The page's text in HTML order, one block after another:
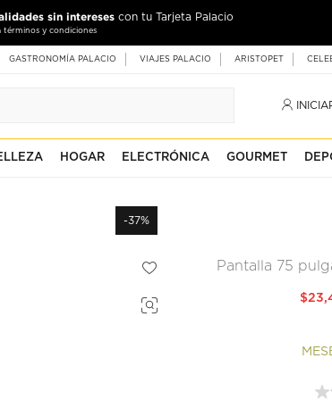
sin interesescon tu Tarjeta Palacio
términos y condiciones
GASTRONOMÍA PALACIO VIAJES PALACIO ARISTOPET
HOGAR ELECTRÓNICA GOURMET
-37%
Pantalla 75